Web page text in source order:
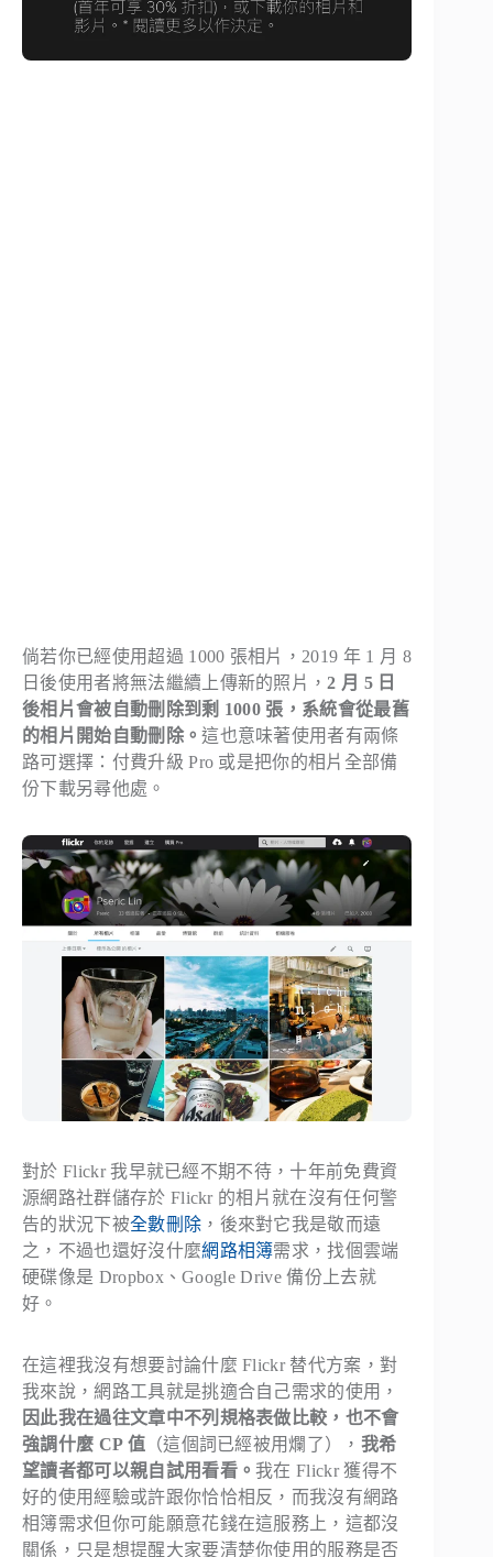
倘若你已經使用超過 1000 張相片，2019 年 1 月 8
日後使用者將無法繼續上傳新的照片，2 月 5 日
後相片會被自動刪除到剩 1000 張，系統會從最舊
的相片開始自動刪除。這也意味著使用者有兩條
路可選擇：付費升級 Pro 或是把你的相片全部備
份下載另尋他處。
對於 Flickr 我早就已經不期不待，十年前免費資
源網路社群儲存於 Flickr 的相片就在沒有任何警
告的狀況下被全數刪除 ，後來對它我是敬而遠
之，不過也還好沒什麼網路相簿需求，找個雲端
硬碟像是 Dropbox、Google Drive 備份上去就
好。
在這裡我沒有想要討論什麼 Flickr 替代方案，對
我來說，網路工具就是挑適合自己需求的使用，
因此我在過往文章中不列規格表做比較，也不會
強調什麼 CP 值（這個詞已經被用爛了）， 我希
望讀者都可以親自試用看看。我在 Flickr 獲得不
好的使用經驗或許跟你恰恰相反，而我沒有網路
相簿需求但你可能願意花錢在這服務上，這都沒
關係，只是想提醒大家要清楚你使用的服務是否